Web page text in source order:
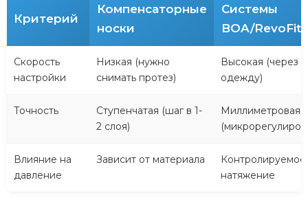
Критерий
Компенсаторные
носки
Системы
BOA/RevoFit
Скорость
настройки
Низкая (нужно
снимать протез)
Высокая (через
одежду)
Точность
Ступенчатая (шаг в 1-
2 слоя)
Миллиметровая
Влияние на
давление
Зависит от материала
Контролируемое
натяжение